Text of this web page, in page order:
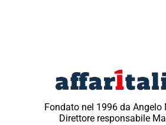
Fondato nel 1996 da Angelo
Direttore responsabile